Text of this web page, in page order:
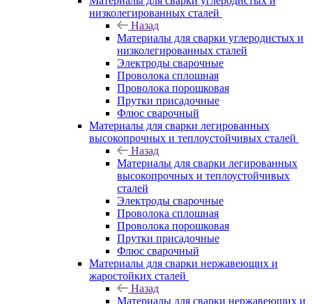
низколегированных сталей
Назад
Материалы для сварки углеродистых и
низколегированных сталей
Электроды сварочные
Проволока сплошная
Проволока порошковая
Прутки присадочные
Флюс сварочный
Материалы для сварки легированных
высокопрочных и теплоустойчивых сталей
Назад
Материалы для сварки легированных
высокопрочных и теплоустойчивых
сталей
Электроды сварочные
Проволока сплошная
Проволока порошковая
Прутки присадочные
Флюс сварочный
Материалы для сварки нержавеющих и
жаростойких сталей
Назад
Материалы для сварки нержавеющих и